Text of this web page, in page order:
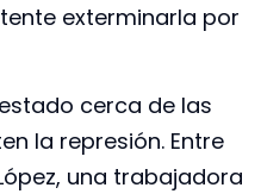
exterminarla por
cerca de las
la represión. Entre
una trabajadora